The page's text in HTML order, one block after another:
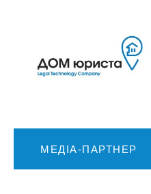
МЕДІА-ПАРТНЕР